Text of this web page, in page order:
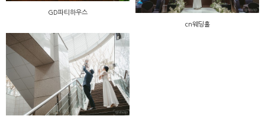
GD파티하우스
cn웨딩홀